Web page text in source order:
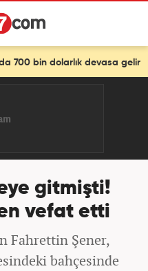
devasa gelir
gitmişti!
vefat etti
Fahrettin Şener,
bahçesinde